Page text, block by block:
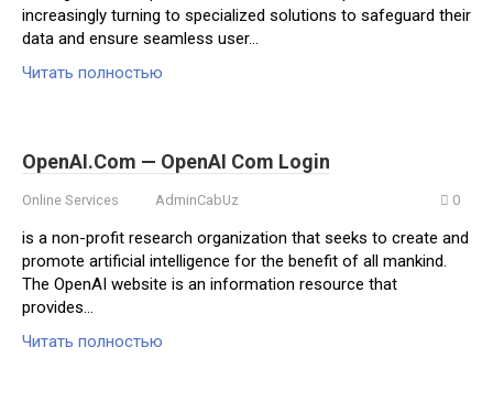
increasingly turning to specialized solutions to safeguard their
data and ensure seamless user…
Читать полностью
OpenAI.Com — OpenAI Com Login
Online Services AdminCabUz 0
is a non-profit research organization that seeks to create and
promote artificial intelligence for the benefit of all mankind.
The OpenAI website is an information resource that
provides…
Читать полностью